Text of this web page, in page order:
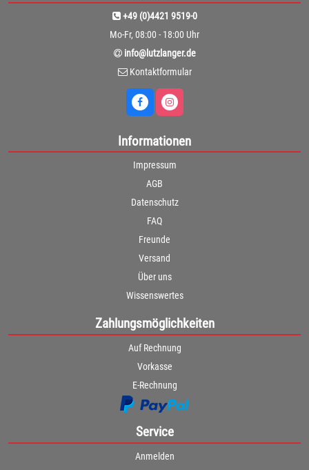
+49 (0)4421 9519-0
Mo-Fr, 08:00 - 18:00 Uhr
info@lutzlanger.de
Kontaktformular
Informationen
Impressum
AGB
Datenschutz
FAQ
Freunde
Versand
Über uns
Wissenswertes
Zahlungsmöglichkeiten
Auf Rechnung
Vorkasse
E-Rechnung
Service
Anmelden